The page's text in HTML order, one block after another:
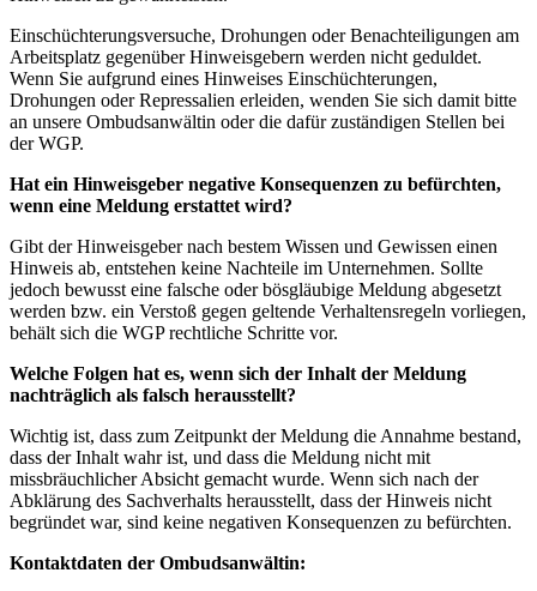
Einschüchterungsversuche, Drohungen oder Benachteiligungen am
Arbeitsplatz gegenüber Hinweisgebern werden nicht geduldet.
Wenn Sie aufgrund eines Hinweises Einschüchterungen,
Drohungen oder Repressalien erleiden, wenden Sie sich damit bitte
an unsere Ombudsanwältin oder die dafür zuständigen Stellen bei
der WGP.
Hat ein Hinweisgeber negative Konsequenzen zu befürchten,
wenn eine Meldung erstattet wird?
Gibt der Hinweisgeber nach bestem Wissen und Gewissen einen
Hinweis ab, entstehen keine Nachteile im Unternehmen. Sollte
jedoch bewusst eine falsche oder bösgläubige Meldung abgesetzt
werden bzw. ein Verstoß gegen geltende Verhaltensregeln vorliegen,
behält sich die WGP rechtliche Schritte vor.
Welche Folgen hat es, wenn sich der Inhalt der Meldung
nachträglich als falsch herausstellt?
Wichtig ist, dass zum Zeitpunkt der Meldung die Annahme bestand,
dass der Inhalt wahr ist, und dass die Meldung nicht mit
missbräuchlicher Absicht gemacht wurde. Wenn sich nach der
Abklärung des Sachverhalts herausstellt, dass der Hinweis nicht
begründet war, sind keine negativen Konsequenzen zu befürchten.
Kontaktdaten der Ombudsanwältin: